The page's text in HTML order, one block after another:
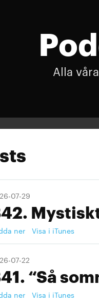
Alla
07-29
ner Visa i iTunes
07-22
“Så
ner Visa i iTunes